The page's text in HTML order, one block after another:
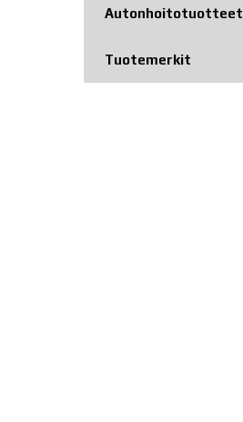
Autonhoito­tuotteet
Tuotemerkit